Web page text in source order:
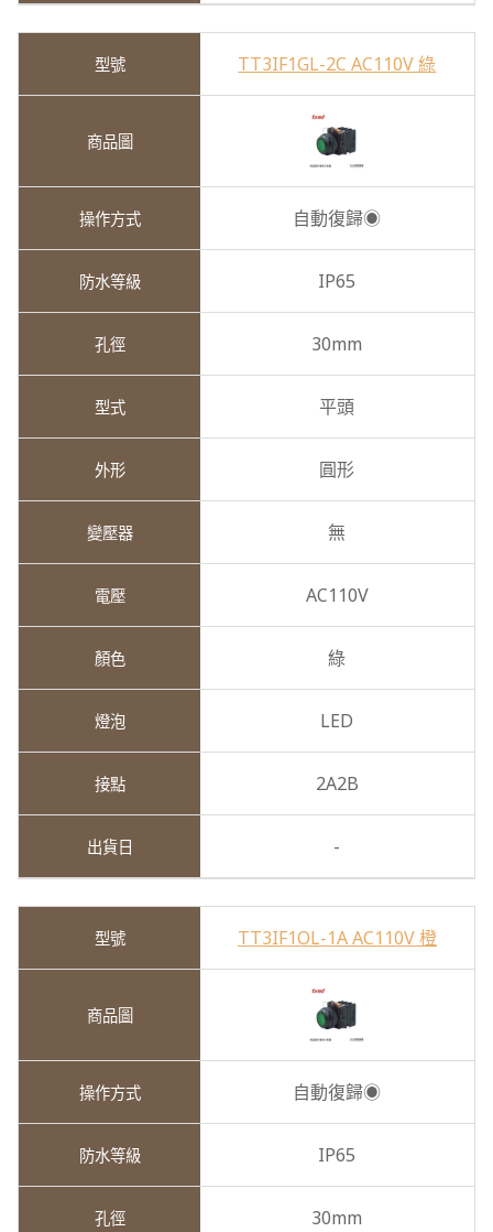
TT3IF1GL-2C AC110V 綠
自動復歸◉
IP65
30mm
平頭
圓形
無
AC110V
綠
LED
2A2B
-
TT3IF1OL-1A AC110V 橙
自動復歸◉
IP65
30mm